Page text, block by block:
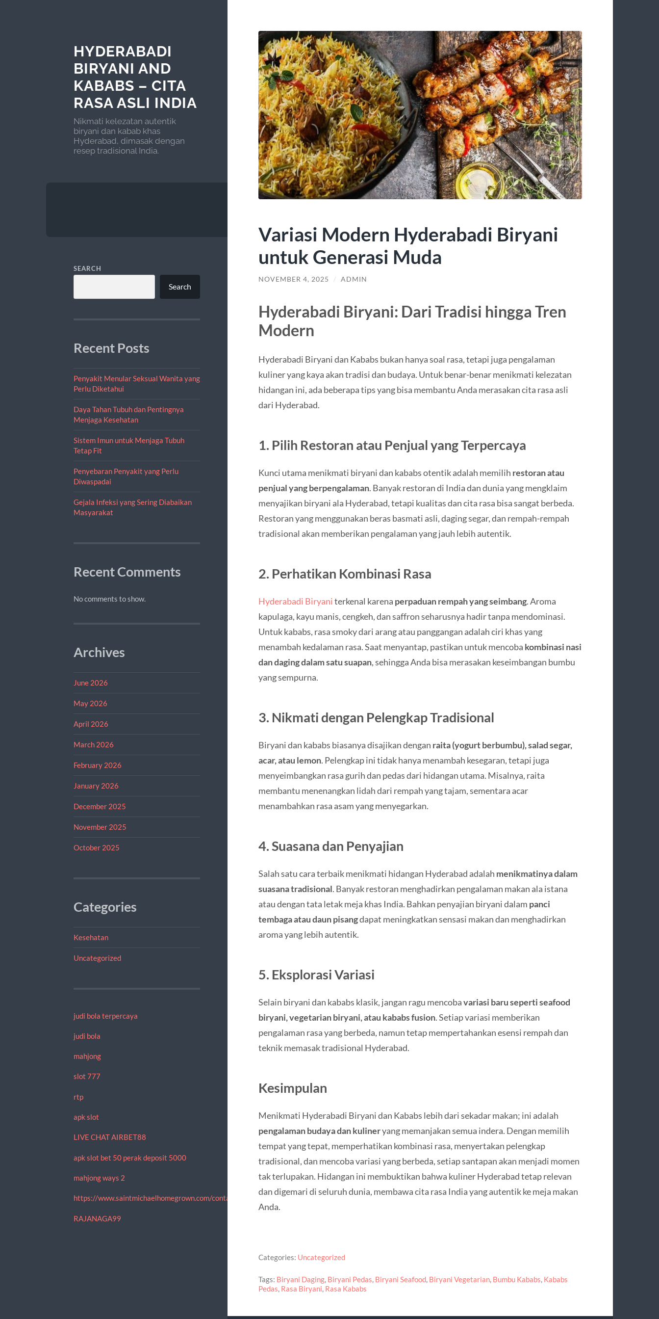
HYDERABADI
BIRYANI AND
KABABS – CITA
RASA ASLI INDIA
Nikmati kelezatan autentik
biryani dan kabab khas
Hyderabad, dimasak dengan
resep tradisional India.
SEARCH
Search
Recent Posts
Penyakit Menular Seksual Wanita yang
Perlu Diketahui
Daya Tahan Tubuh dan Pentingnya
Menjaga Kesehatan
Sistem Imun untuk Menjaga Tubuh
Tetap Fit
Penyebaran Penyakit yang Perlu
Diwaspadai
Gejala Infeksi yang Sering Diabaikan
Masyarakat
Recent Comments
No comments to show.
Archives
June 2026
May 2026
April 2026
March 2026
February 2026
January 2026
December 2025
November 2025
October 2025
Categories
Kesehatan
Uncategorized
judi bola terpercaya
judi bola
mahjong
slot 777
rtp
apk slot
LIVE CHAT AIRBET88
apk slot bet 50 perak deposit 5000
mahjong ways 2
https://www.saintmichaelhomegrown.com/contact
RAJANAGA99
Variasi Modern Hyderabadi Biryani
untuk Generasi Muda
NOVEMBER 4, 2025 / ADMIN
Hyderabadi Biryani: Dari Tradisi hingga Tren
Modern
Hyderabadi Biryani dan Kababs bukan hanya soal rasa, tetapi juga pengalaman
kuliner yang kaya akan tradisi dan budaya. Untuk benar-benar menikmati kelezatan
hidangan ini, ada beberapa tips yang bisa membantu Anda merasakan cita rasa asli
dari Hyderabad.
1. Pilih Restoran atau Penjual yang Terpercaya
Kunci utama menikmati biryani dan kababs otentik adalah memilih restoran atau
penjual yang berpengalaman. Banyak restoran di India dan dunia yang mengklaim
menyajikan biryani ala Hyderabad, tetapi kualitas dan cita rasa bisa sangat berbeda.
Restoran yang menggunakan beras basmati asli, daging segar, dan rempah-rempah
tradisional akan memberikan pengalaman yang jauh lebih autentik.
2. Perhatikan Kombinasi Rasa
Hyderabadi Biryaniterkenal karena perpaduan rempah yang seimbang. Aroma
kapulaga, kayu manis, cengkeh, dan saffron seharusnya hadir tanpa mendominasi.
Untuk kababs, rasa smoky dari arang atau panggangan adalah ciri khas yang
menambah kedalaman rasa. Saat menyantap, pastikan untuk mencoba kombinasi nasi
dan daging dalam satu suapan, sehingga Anda bisa merasakan keseimbangan bumbu
yang sempurna.
3. Nikmati dengan Pelengkap Tradisional
Biryani dan kababs biasanya disajikan dengan raita (yogurt berbumbu), salad segar,
acar, atau lemon. Pelengkap ini tidak hanya menambah kesegaran, tetapi juga
menyeimbangkan rasa gurih dan pedas dari hidangan utama. Misalnya, raita
membantu menenangkan lidah dari rempah yang tajam, sementara acar
menambahkan rasa asam yang menyegarkan.
4. Suasana dan Penyajian
Salah satu cara terbaik menikmati hidangan Hyderabad adalah menikmatinya dalam
suasana tradisional. Banyak restoran menghadirkan pengalaman makan ala istana
atau dengan tata letak meja khas India. Bahkan penyajian biryani dalam panci
tembaga atau daun pisangdapat meningkatkan sensasi makan dan menghadirkan
aroma yang lebih autentik.
5. Eksplorasi Variasi
Selain biryani dan kababs klasik, jangan ragu mencobavariasi baru seperti seafood
biryani, vegetarian biryani, atau kababs fusion. Setiap variasi memberikan
pengalaman rasa yang berbeda, namun tetap mempertahankan esensi rempah dan
teknik memasak tradisional Hyderabad.
Kesimpulan
Menikmati Hyderabadi Biryani dan Kababs lebih dari sekadar makan; ini adalah
pengalaman budaya dan kulineryang memanjakan semua indera. Dengan memilih
tempat yang tepat, memperhatikan kombinasi rasa, menyertakan pelengkap
tradisional, dan mencoba variasi yang berbeda, setiap santapan akan menjadi momen
tak terlupakan. Hidangan ini membuktikan bahwa kuliner Hyderabad tetap relevan
dan digemari di seluruh dunia, membawa cita rasa India yang autentik ke meja makan
Anda.
Categories: Uncategorized
Tags: Biryani Daging, Biryani Pedas, Biryani Seafood, Biryani Vegetarian, Bumbu Kababs, Kababs
Pedas, Rasa Biryani, Rasa Kababs